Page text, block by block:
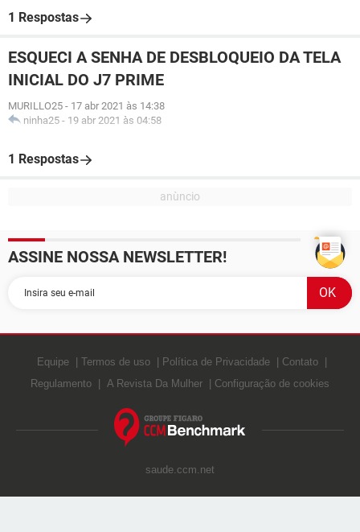
1 Respostas
ESQUECI A SENHA DE DESBLOQUEIO DA TELA
INICIAL DO J7 PRIME
MURILLO25 - 17 abr 2021 às 14:38
ninha25 - 19 abr 2021 às 04:58
1 Respostas
ASSINE NOSSA NEWSLETTER!
Equipe Termos de uso Política de Privacidade
Contato
Regulamento
A Revista Da Mulher Configuração de cookies
saude.ccm.net